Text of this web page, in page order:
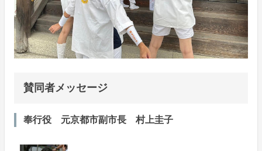
賛同者メッセージ
奉行役 元京都市副市長 村上圭子